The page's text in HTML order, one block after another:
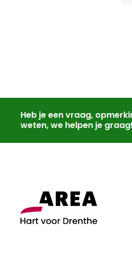
Heb je een vraag,
weten, we helpen je graag!